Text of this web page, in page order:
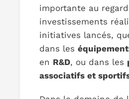
importante au
investissements
initiatives lancés,
dans les
en R&D, ou dans les
associatifs et